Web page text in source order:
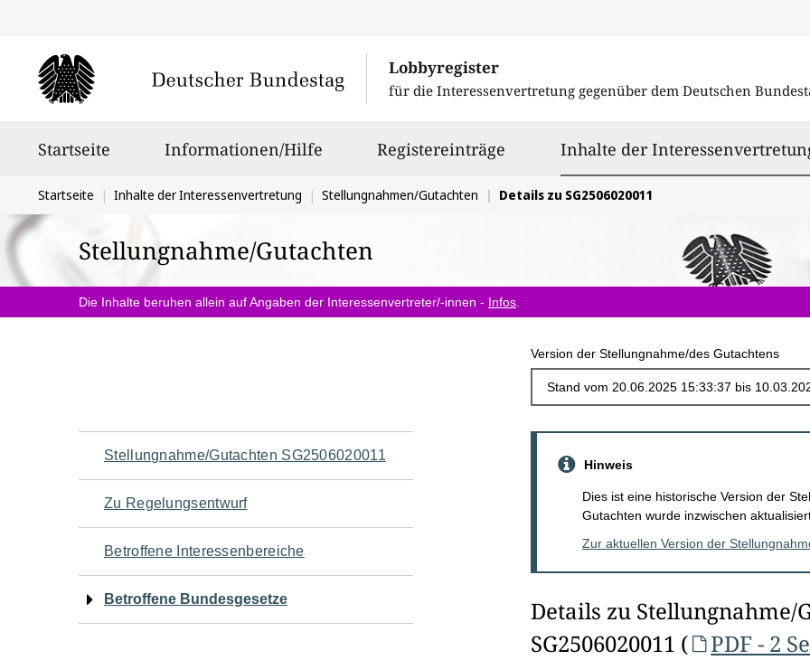
Lobbyregister
für die Interessenvertretung gegenüber dem Deutschen
Startseite Informationen/Hilfe Registereinträge Inhalte der
Sie
befinden
sich
hier:
Startseite Inhalte der Interessenvertretung Stellungnahmen/Gutachten Details zu SG2506020011
Stellungnahme/Gutachten
Die Inhalte beruhen allein auf Angaben der Interessenvertreter/-innen - Infos
Version der Stellungnahme/des Gutachtens
Navigation
für
den
Seiteninhalt
Stellungnahme/Gutachten SG2506020011
Zu Regelungsentwurf
Betroffene Interessenbereiche
Betroffene Bundesgesetze
Hinweis
Dies ist eine historische Version der
Gutachten wurde inzwischen
Zur aktuellen Version der
Details zu Stellungnahme/
SG2506020011 (
PDF - 2